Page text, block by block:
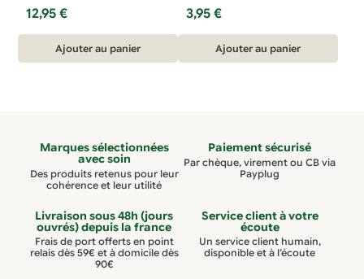
12,95€
Ajouter au panier
3,95 €
Ajouter au panier
Marques sélectionnées
avec soin
Des produits retenus pour leur
cohérence et leur utilité
Paiement sécurisé
Par chèque, virement ou CB via
Payplug
Livraison sous 48h (jours
ouvrés) depuis la france
Frais de port offerts en point
relais dès 59€ et à domicile dès
90€
Service client à votre
écoute
Un service client humain,
disponible et à l’écoute